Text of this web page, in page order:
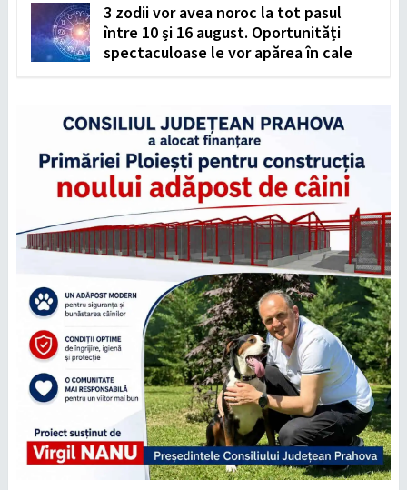
3 zodii vor avea noroc la tot pasul
între 10 și 16 august. Oportunități
spectaculoase le vor apărea în cale